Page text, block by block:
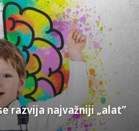
razvija najvažniji „alat”